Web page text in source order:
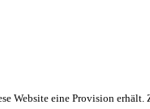
eine Provision